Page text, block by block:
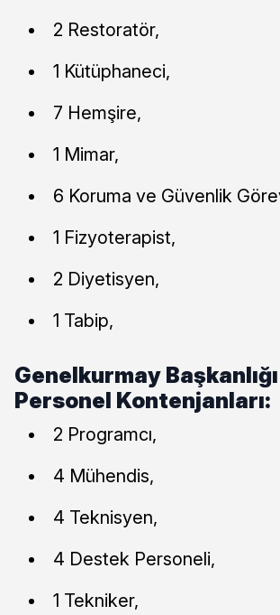
2 Restoratör,
1 Kütüphaneci,
7 Hemşire,
1 Mimar,
6 Koruma ve Güvenlik
1 Fizyoterapist,
2 Diyetisyen,
1 Tabip,
Genelkurmay Başkanlığı
Personel Kontenjanları:
2 Programcı,
4 Mühendis,
4 Teknisyen,
4 Destek Personeli,
1 Tekniker,